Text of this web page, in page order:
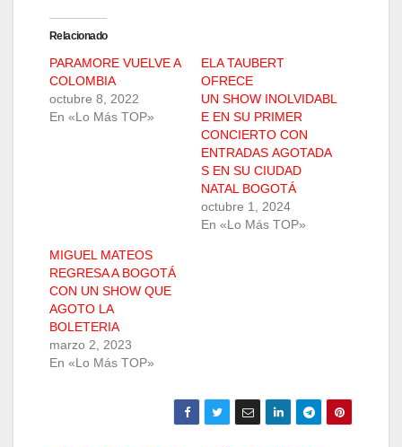
Relacionado
PARAMORE VUELVE A
COLOMBIA
octubre 8, 2022
En «Lo Más TOP»
ELA TAUBERT
OFRECE
UN SHOW INOLVIDABL
E EN SU PRIMER
CONCIERTO CON
ENTRADAS AGOTADA
S EN SU CIUDAD
NATAL BOGOTÁ
octubre 1, 2024
En «Lo Más TOP»
MIGUEL MATEOS
REGRESA A BOGOTÁ
CON UN SHOW QUE
AGOTO LA
BOLETERIA
marzo 2, 2023
En «Lo Más TOP»